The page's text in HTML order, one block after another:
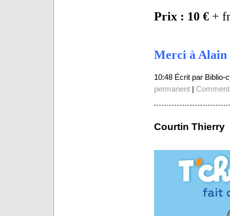
Prix : 10 €+
Merci à Alain
10:48 Écrit par Biblio-
permanent|
Courtin Thierry